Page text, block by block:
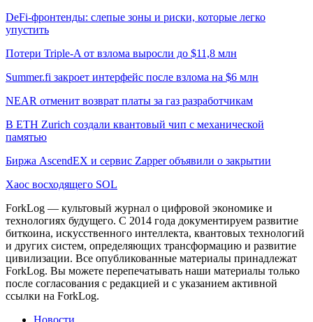
DeFi-фронтенды: слепые зоны и риски, которые легко
упустить
Потери Triple-A от взлома выросли до $11,8 млн
Summer.fi закроет интерфейс после взлома на $6 млн
NEAR отменит возврат платы за газ разработчикам
В ETH Zurich создали квантовый чип с механической
памятью
Биржа AscendEX и сервис Zapper объявили о закрытии
Хаос восходящего SOL
ForkLog — культовый журнал о цифровой экономике и
технологиях будущего. С 2014 года документируем развитие
биткоина, искусственного интеллекта, квантовых технологий
и других систем, определяющих трансформацию и развитие
цивилизации. Все опубликованные материалы принадлежат
ForkLog. Вы можете перепечатывать наши материалы только
после согласования с редакцией и с указанием активной
ссылки на ForkLog.
Новости